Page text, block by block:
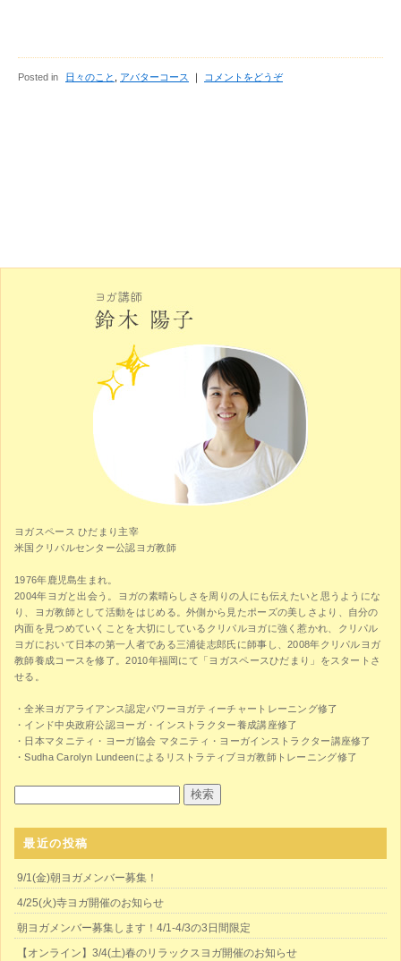
Posted in 日々のこと アバターコース ｜ コメントをどうぞ
ヨガスペース ひだまり主宰
米国クリパルセンター公認ヨガ教師
1976年鹿児島生まれ。
2004年ヨガと出会う。ヨガの素晴らしさを周りの人にも伝えたいと思うようにな
り、ヨガ教師として活動をはじめる。外側から見たポーズの美しさより、自分の
内面を見つめていくことを大切にしているクリパルヨガに強く惹かれ、クリパル
ヨガにおいて日本の第一人者である三浦徒志郎氏に師事し、2008年クリパルヨガ
教師養成コースを修了。2010年福岡にて「ヨガスペースひだまり」をスタートさ
せる。
・全米ヨガアライアンス認定パワーヨガティーチャートレーニング修了
・インド中央政府公認ヨーガ・インストラクター養成講座修了
・日本マタニティ・ヨーガ協会 マタニティ・ヨーガインストラクター講座修了
・Sudha Carolyn Lundeenによるリストラティブヨガ教師トレーニング修了
最近の投稿
9/1(金)朝ヨガメンバー募集！
4/25(火)寺ヨガ開催のお知らせ
朝ヨガメンバー募集します！4/1-4/3の3日間限定
【オンライン】3/4(土)春のリラックスヨガ開催のお知らせ